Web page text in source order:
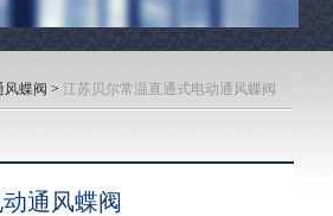
风蝶阀 > 江苏贝尔常温直通式电动通风蝶阀
通风蝶阀